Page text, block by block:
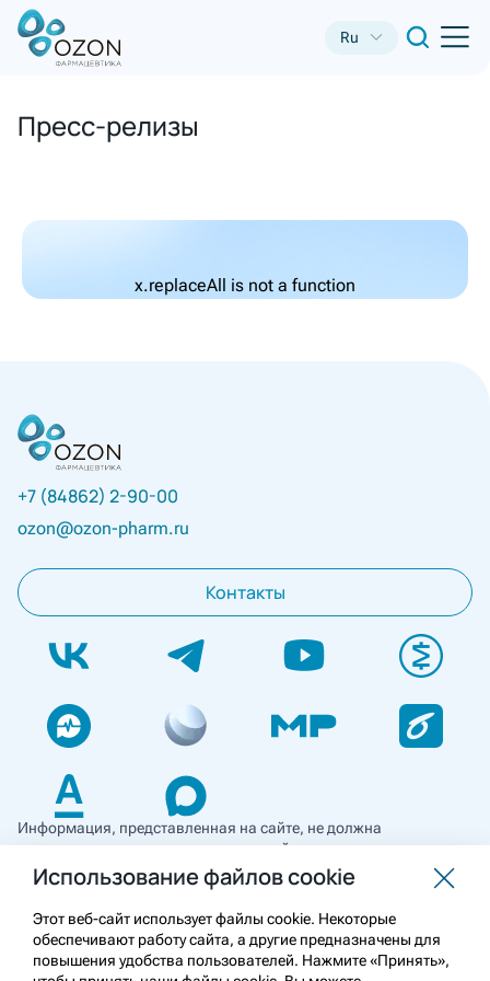
Ru
Пресс-релизы
x.replaceAll is not a function
+7 (84862) 2-90-00
ozon@ozon-pharm.ru
Контакты
Информация, представленная на сайте, не должна
использоваться для самостоятельной диагностики и лечения
и не может служить заменой очной консультации врача. Перед
применением необходимо ознакомиться
с противопоказаниями препарата. Информация
о лекарственных средствах рецептурного отпуска
предназначена для медицинских и фармацевтических
работников.
Использование файлов cookie
Этот веб-сайт использует файлы cookie. Некоторые
обеспечивают работу сайта, а другие предназначены для
повышения удобства пользователей. Нажмите «Принять»,